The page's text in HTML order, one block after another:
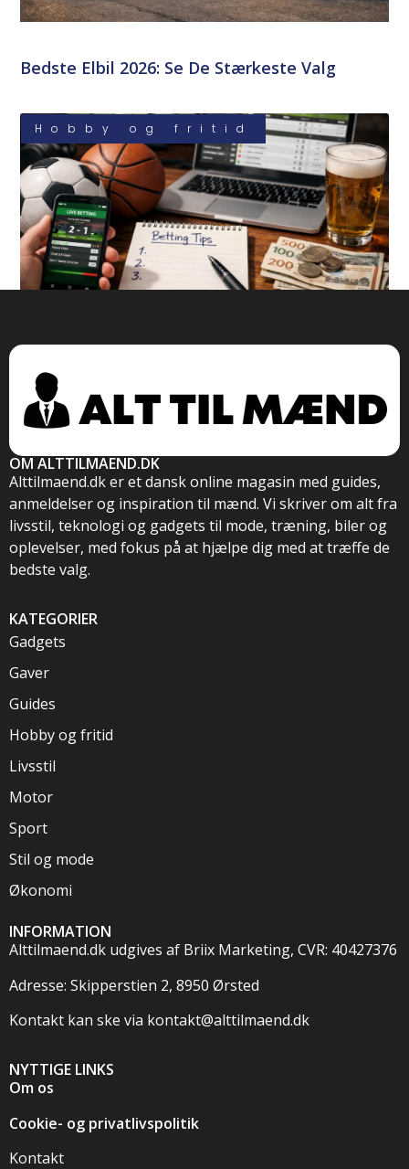
Bedste Elbil 2026: Se De Stærkeste Valg
Hobby og fritid
Sports Betting Tips Til Nybegyndere
OM ALTTILMAEND.DK
Alttilmaend.dk er et dansk online magasin med guides,
anmeldelser og inspiration til mænd. Vi skriver om alt fra
livsstil, teknologi og gadgets til mode, træning, biler og
oplevelser, med fokus på at hjælpe dig med at træffe de
bedste valg.
KATEGORIER
Gadgets
Gaver
Guides
Hobby og fritid
Livsstil
Motor
Sport
Stil og mode
Økonomi
INFORMATION
Alttilmaend.dk udgives af Briix Marketing, CVR: 40427376
Adresse: Skipperstien 2, 8950 Ørsted
Kontakt kan ske via kontakt@alttilmaend.dk
NYTTIGE LINKS
Om os
Cookie- og privatlivspolitik
Kontakt